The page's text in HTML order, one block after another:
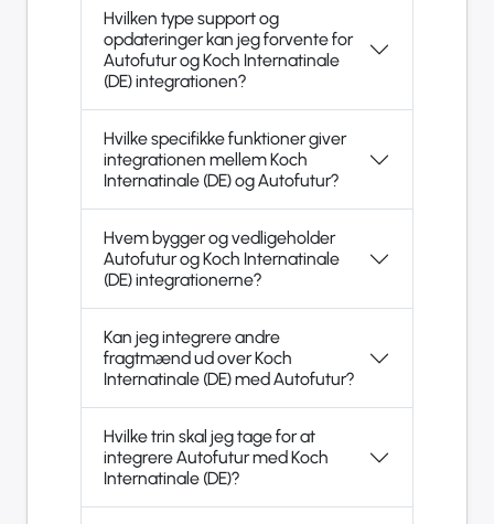
Hvilken type support og
opdateringer kan jeg forvente for
Autofutur og Koch Internatinale
(DE) integrationen?
Hvilke specifikke funktioner giver
integrationen mellem Koch
Internatinale (DE) og Autofutur?
Hvem bygger og vedligeholder
Autofutur og Koch Internatinale
(DE) integrationerne?
Kan jeg integrere andre
fragtmænd ud over Koch
Internatinale (DE) med Autofutur?
Hvilke trin skal jeg tage for at
integrere Autofutur med Koch
Internatinale (DE)?